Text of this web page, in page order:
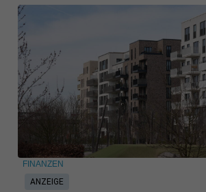
ANZEIGE
FINANZEN